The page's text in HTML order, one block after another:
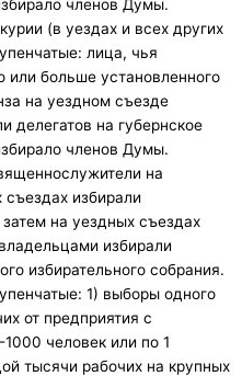
членов Думы.
(в уездах и всех других
лица, чья
или больше установленного
на уездном съезде
делегатов на губернское
членов Думы.
на
избирали
на уездных съездах
избирали
избирательного собрания.
1) выборы одного
от предприятия с
человек или по 1
тысячи рабочих на крупных